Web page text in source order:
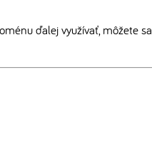
ďalej využívať, môžete sa